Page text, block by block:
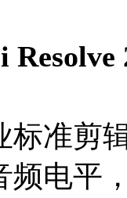
标准剪
频电平